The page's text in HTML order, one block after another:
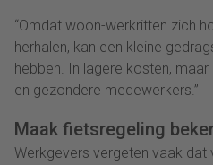
“Omdat woon-werkritten zich
herhalen, kan een kleine
hebben. In lagere kosten,
en gezondere medewerkers.”
Maak fietsregeling
Werkgevers vergeten vaak dat